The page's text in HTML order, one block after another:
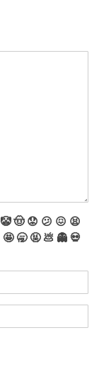
🤡🤠 😟 😕 😖 😫
🤩 🥱 🤬 💩 👻 💀